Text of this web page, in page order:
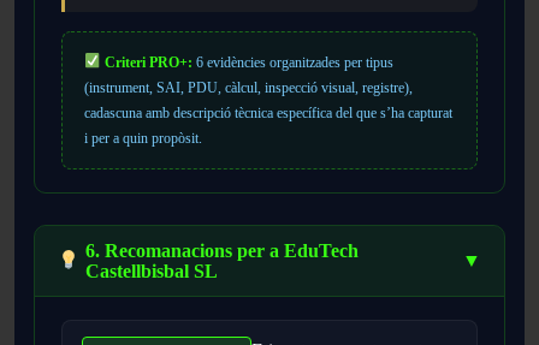
Criteri PRO+: 6 evidències organitzades per tipus
(instrument, SAI, PDU, càlcul, inspecció visual, registre),
cadascuna amb descripció tècnica específica del que s’ha capturat
i per a quin propòsit.
6. Recomanacions per a EduTech
Castellbisbal SL
▼